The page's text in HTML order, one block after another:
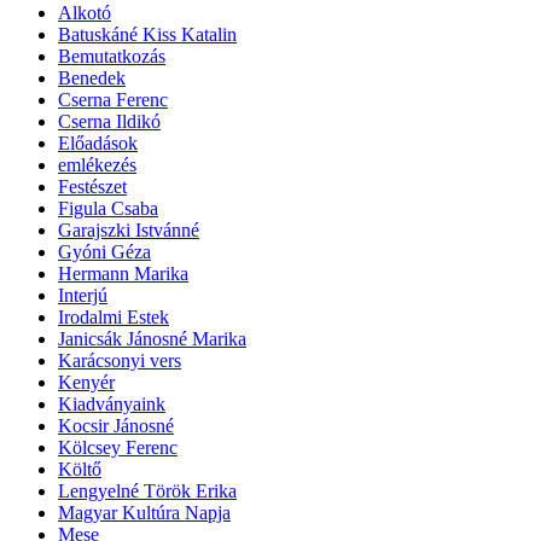
Alkotó
Batuskáné Kiss Katalin
Bemutatkozás
Benedek
Cserna Ferenc
Cserna Ildikó
Előadások
emlékezés
Festészet
Figula Csaba
Garajszki Istvánné
Gyóni Géza
Hermann Marika
Interjú
Irodalmi Estek
Janicsák Jánosné Marika
Karácsonyi vers
Kenyér
Kiadványaink
Kocsir Jánosné
Kölcsey Ferenc
Költő
Lengyelné Török Erika
Magyar Kultúra Napja
Mese